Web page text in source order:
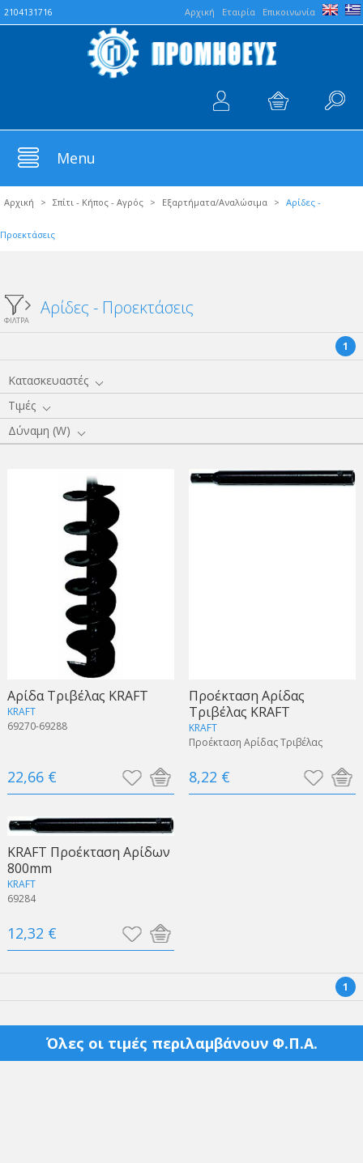
Aρχική Εταιρία Επικοινωνία
2104131716
Menu
Αρχική > Σπίτι - Κήπος - Αγρός > Εξαρτήματα/Αναλώσιμα > Αρίδες -
Προεκτάσεις
ΦΙΛΤΡΑ
Αρίδες - Προεκτάσεις
1
Κατασκευαστές
Τιμές
Δύναμη (W)
Αρίδα Τριβέλας KRAFT
KRAFT
69270-69288
22,66 €
Προέκταση Αρίδας
Τριβέλας KRAFT
KRAFT
Προέκταση Αρίδας Τριβέλας
8,22 €
KRAFT Προέκταση Αρίδων
800mm
KRAFT
69284
12,32 €
1
Όλες οι τιμές περιλαμβάνουν Φ.Π.Α.